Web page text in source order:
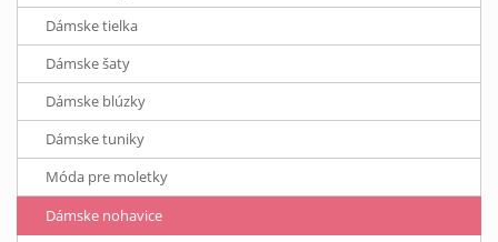
Dámske tielka
Dámske šaty
Dámske blúzky
Dámske tuniky
Móda pre moletky
Dámske nohavice